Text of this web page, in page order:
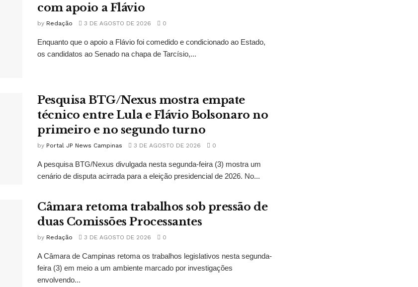
com apoio a Flávio
by Redação 3 DE AGOSTO DE 2026 0
Enquanto que o apoio a Flávio foi comedido e condicionado ao Estado,
os candidatos ao Senado na chapa de Tarcísio,...
Pesquisa BTG/Nexus mostra empate
técnico entre Lula e Flávio Bolsonaro no
primeiro e no segundo turno
by Portal JP News Campinas 3 DE AGOSTO DE 2026 0
A pesquisa BTG/Nexus divulgada nesta segunda-feira (3) mostra um
cenário de disputa acirrada para a eleição presidencial de 2026. No...
Câmara retoma trabalhos sob pressão de
duas Comissões Processantes
by Redação 3 DE AGOSTO DE 2026 0
A Câmara de Campinas retoma os trabalhos legislativos nesta segunda-
feira (3) em meio a um ambiente marcado por investigações
envolvendo...